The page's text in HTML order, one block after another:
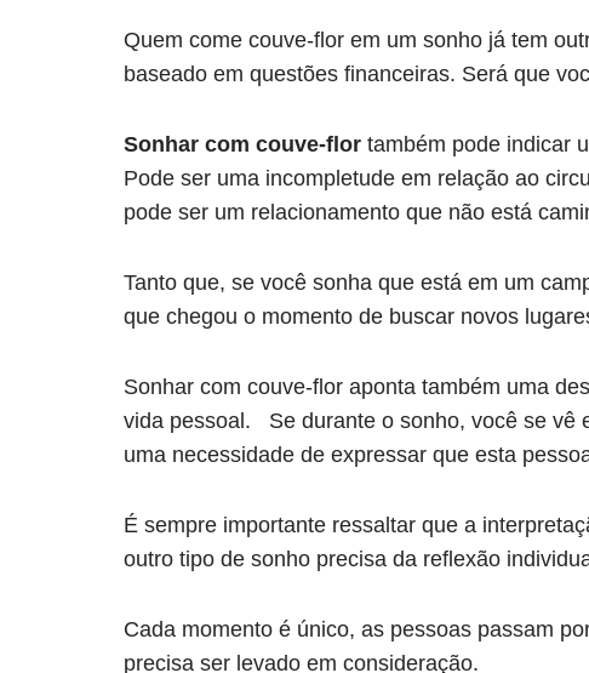
Quem come couve-flor em um sonho já tem
baseado em questões financeiras. Será que
Sonhar com couve-flor também pode indicar
Pode ser uma incompletude em relação ao
pode ser um relacionamento que não está
Tanto que, se você sonha que está em um
que chegou o momento de buscar novos
Sonhar com couve-flor aponta também uma
vida pessoal. Se durante o sonho, você se vê
uma necessidade de expressar que esta
É sempre importante ressaltar que a
outro tipo de sonho precisa da reflexão
Cada momento é único, as pessoas passam
precisa ser levado em consideração.